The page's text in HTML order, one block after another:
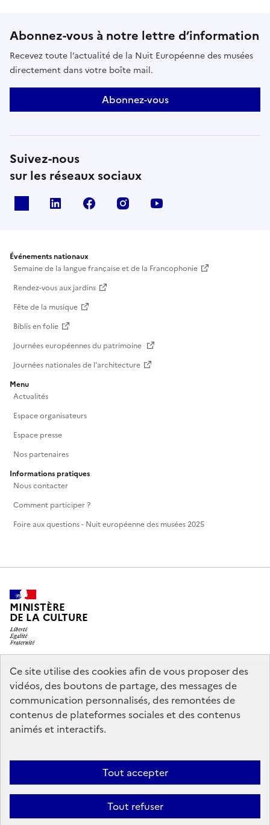
Ce site utilise des cookies afin de vous proposer des
vidéos, des boutons de partage, des messages de
communication personnalisés, des remontées de
contenus de plateformes sociales et des contenus
animés et interactifs.
Tout accepter
Tout refuser
Abonnez-vous à notre lettre d’information
Recevez toute l’actualité de la Nuit Européenne des musées
directement dans votre boîte mail.
Abonnez-vous
Suivez-nous
sur les réseaux sociaux
Linkedin Facebook Instagram
Événements nationaux
Semaine de la langue française et de la Francophonie
Rendez-vous aux jardins
Fête de la musique
Biblis en folie
Journées européennes du patrimoine
Journées nationales de l'architecture
Menu
Actualités
Espace organisateurs
Espace presse
Nos partenaires
Informations pratiques
Nous contacter
Comment participer ?
Foire aux questions - Nuit européenne des musées 2025
MINISTÈRE
DE LA CULTURE
legifrance.gouv.fr
info.gouv.fr
service-public.gouv.fr
data.gouv.fr
Crédits Accessibilité : partiellement conforme
Mentions légales
Politique d’utilisation des témoins de connexion (cookies)
générale de protection des données